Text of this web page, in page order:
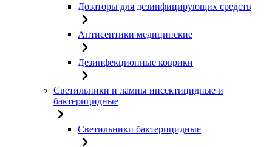
Дозаторы для дезинфицирующих средств
Антисептики медицинские
Дезинфекционные коврики
Светильники и лампы инсектицидные и
бактерицидные
Светильники бактерицидные